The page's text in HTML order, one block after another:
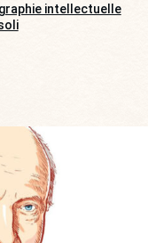
intellectuelle